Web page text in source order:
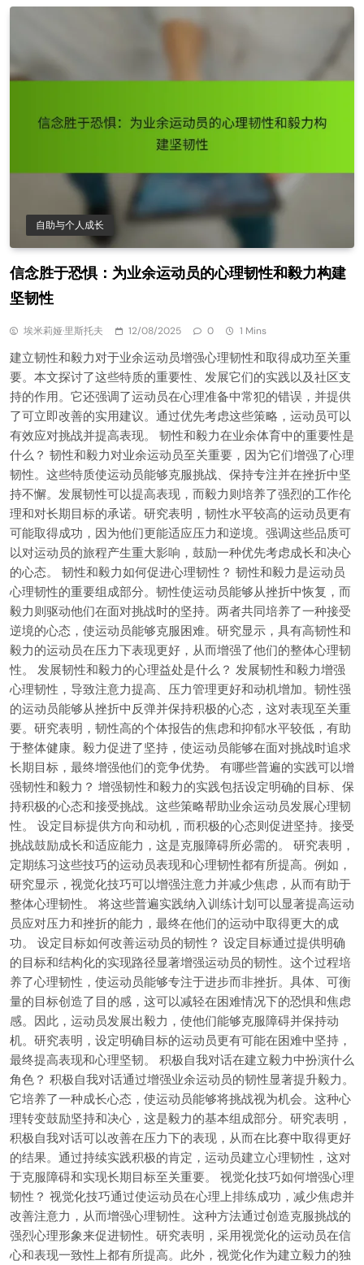
自助与个人成长
信念胜于恐惧：为业余运动员的心理韧性和毅力构建
坚韧性
埃米莉娅·里斯托夫 12/08/2025 0 1 Mins
建立韧性和毅力对于业余运动员增强心理韧性和取得成功至关重
要。本文探讨了这些特质的重要性、发展它们的实践以及社区支
持的作用。它还强调了运动员在心理准备中常犯的错误，并提供
了可立即改善的实用建议。通过优先考虑这些策略，运动员可以
有效应对挑战并提高表现。 韧性和毅力在业余体育中的重要性是
什么？ 韧性和毅力对业余运动员至关重要，因为它们增强了心理
韧性。这些特质使运动员能够克服挑战、保持专注并在挫折中坚
持不懈。发展韧性可以提高表现，而毅力则培养了强烈的工作伦
理和对长期目标的承诺。研究表明，韧性水平较高的运动员更有
可能取得成功，因为他们更能适应压力和逆境。强调这些品质可
以对运动员的旅程产生重大影响，鼓励一种优先考虑成长和决心
的心态。 韧性和毅力如何促进心理韧性？ 韧性和毅力是运动员
心理韧性的重要组成部分。韧性使运动员能够从挫折中恢复，而
毅力则驱动他们在面对挑战时的坚持。两者共同培养了一种接受
逆境的心态，使运动员能够克服困难。研究显示，具有高韧性和
毅力的运动员在压力下表现更好，从而增强了他们的整体心理韧
性。 发展韧性和毅力的心理益处是什么？ 发展韧性和毅力增强
心理韧性，导致注意力提高、压力管理更好和动机增加。韧性强
的运动员能够从挫折中反弹并保持积极的心态，这对表现至关重
要。研究表明，韧性高的个体报告的焦虑和抑郁水平较低，有助
于整体健康。毅力促进了坚持，使运动员能够在面对挑战时追求
长期目标，最终增强他们的竞争优势。 有哪些普遍的实践可以增
强韧性和毅力？ 增强韧性和毅力的实践包括设定明确的目标、保
持积极的心态和接受挑战。这些策略帮助业余运动员发展心理韧
性。 设定目标提供方向和动机，而积极的心态则促进坚持。接受
挑战鼓励成长和适应能力，这是克服障碍所必需的。 研究表明，
定期练习这些技巧的运动员表现和心理韧性都有所提高。例如，
研究显示，视觉化技巧可以增强注意力并减少焦虑，从而有助于
整体心理韧性。 将这些普遍实践纳入训练计划可以显著提高运动
员应对压力和挫折的能力，最终在他们的运动中取得更大的成
功。 设定目标如何改善运动员的韧性？ 设定目标通过提供明确
的目标和结构化的实现路径显著增强运动员的韧性。这个过程培
养了心理韧性，使运动员能够专注于进步而非挫折。具体、可衡
量的目标创造了目的感，这可以减轻在困难情况下的恐惧和焦虑
感。因此，运动员发展出毅力，使他们能够克服障碍并保持动
机。研究表明，设定明确目标的运动员更有可能在困难中坚持，
最终提高表现和心理坚韧。 积极自我对话在建立毅力中扮演什么
角色？ 积极自我对话通过增强业余运动员的韧性显著提升毅力。
它培养了一种成长心态，使运动员能够将挑战视为机会。这种心
理转变鼓励坚持和决心，这是毅力的基本组成部分。研究表明，
积极自我对话可以改善在压力下的表现，从而在比赛中取得更好
的结果。通过持续实践积极的肯定，运动员建立心理韧性，这对
于克服障碍和实现长期目标至关重要。 视觉化技巧如何增强心理
韧性？ 视觉化技巧通过使运动员在心理上排练成功，减少焦虑并
改善注意力，从而增强心理韧性。这种方法通过创造克服挑战的
强烈心理形象来促进韧性。研究表明，采用视觉化的运动员在信
心和表现一致性上都有所提高。此外，视觉化作为建立毅力的独